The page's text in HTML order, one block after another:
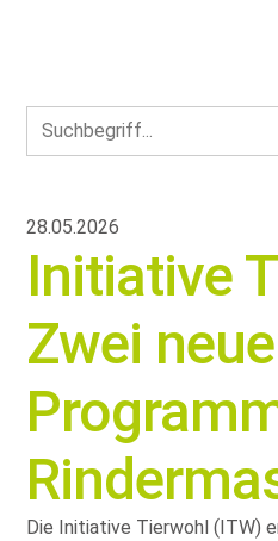
28.05.2026
Initiative
Zwei neue
Die Initiative Tierwohl (ITW)